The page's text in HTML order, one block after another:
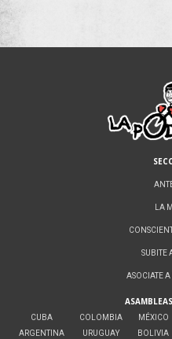
LA
SUBITE
ASOCIATE
CUBA
ARGENTINA
COLOMBIA
URUGUAY
MÉXICO
BOLIVIA